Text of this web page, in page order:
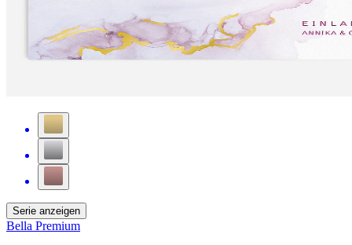
Serie anzeigen
Bella Premium